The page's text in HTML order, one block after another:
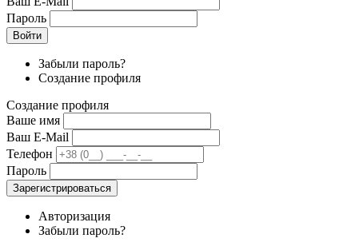
Пароль
Войти
Забыли пароль?
Создание профиля
Создание профиля
Ваше имя
Ваш E-Mail
Телефон
Пароль
Зарегистрироваться
Авторизация
Забыли пароль?